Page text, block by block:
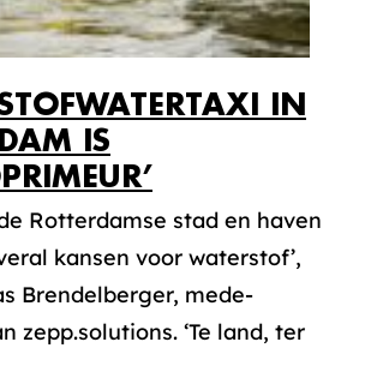
IN
IS
Rotterdamse stad en haven
kansen voor waterstof’,
Brendelberger, mede-
zepp.solutions. ‘Te land, ter